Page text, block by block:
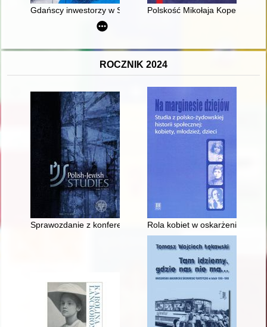
Gdańscy inwestorzy w Sopocie : prestiż finansowy i
Polskość Mikołaja Kopernika z
ROCZNIK 2024
Sprawozdanie z konferencji „Relacje polsko-żydowskie w XX
Rola kobiet w oskarżeniach o